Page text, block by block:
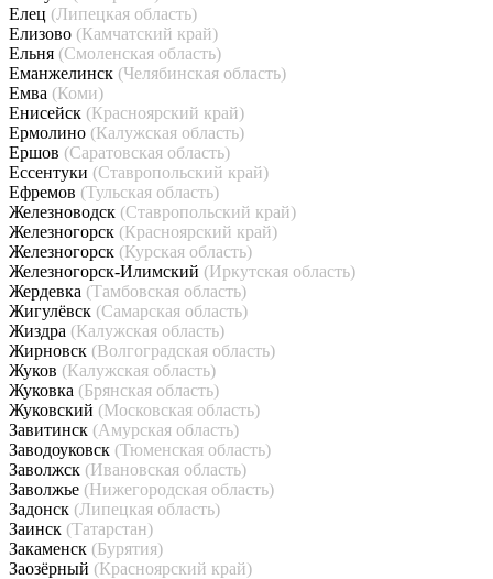
Елец (Липецкая область)
Елизово (Камчатский край)
Ельня (Смоленская область)
Еманжелинск (Челябинская область)
Емва (Коми)
Енисейск (Красноярский край)
Ермолино (Калужская область)
Ершов (Саратовская область)
Ессентуки (Ставропольский край)
Ефремов (Тульская область)
Железноводск (Ставропольский край)
Железногорск (Красноярский край)
Железногорск (Курская область)
Железногорск-Илимский (Иркутская область)
Жердевка (Тамбовская область)
Жигулёвск (Самарская область)
Жиздра (Калужская область)
Жирновск (Волгоградская область)
Жуков (Калужская область)
Жуковка (Брянская область)
Жуковский (Московская область)
Завитинск (Амурская область)
Заводоуковск (Тюменская область)
Заволжск (Ивановская область)
Заволжье (Нижегородская область)
Задонск (Липецкая область)
Заинск (Татарстан)
Закаменск (Бурятия)
Заозёрный (Красноярский край)